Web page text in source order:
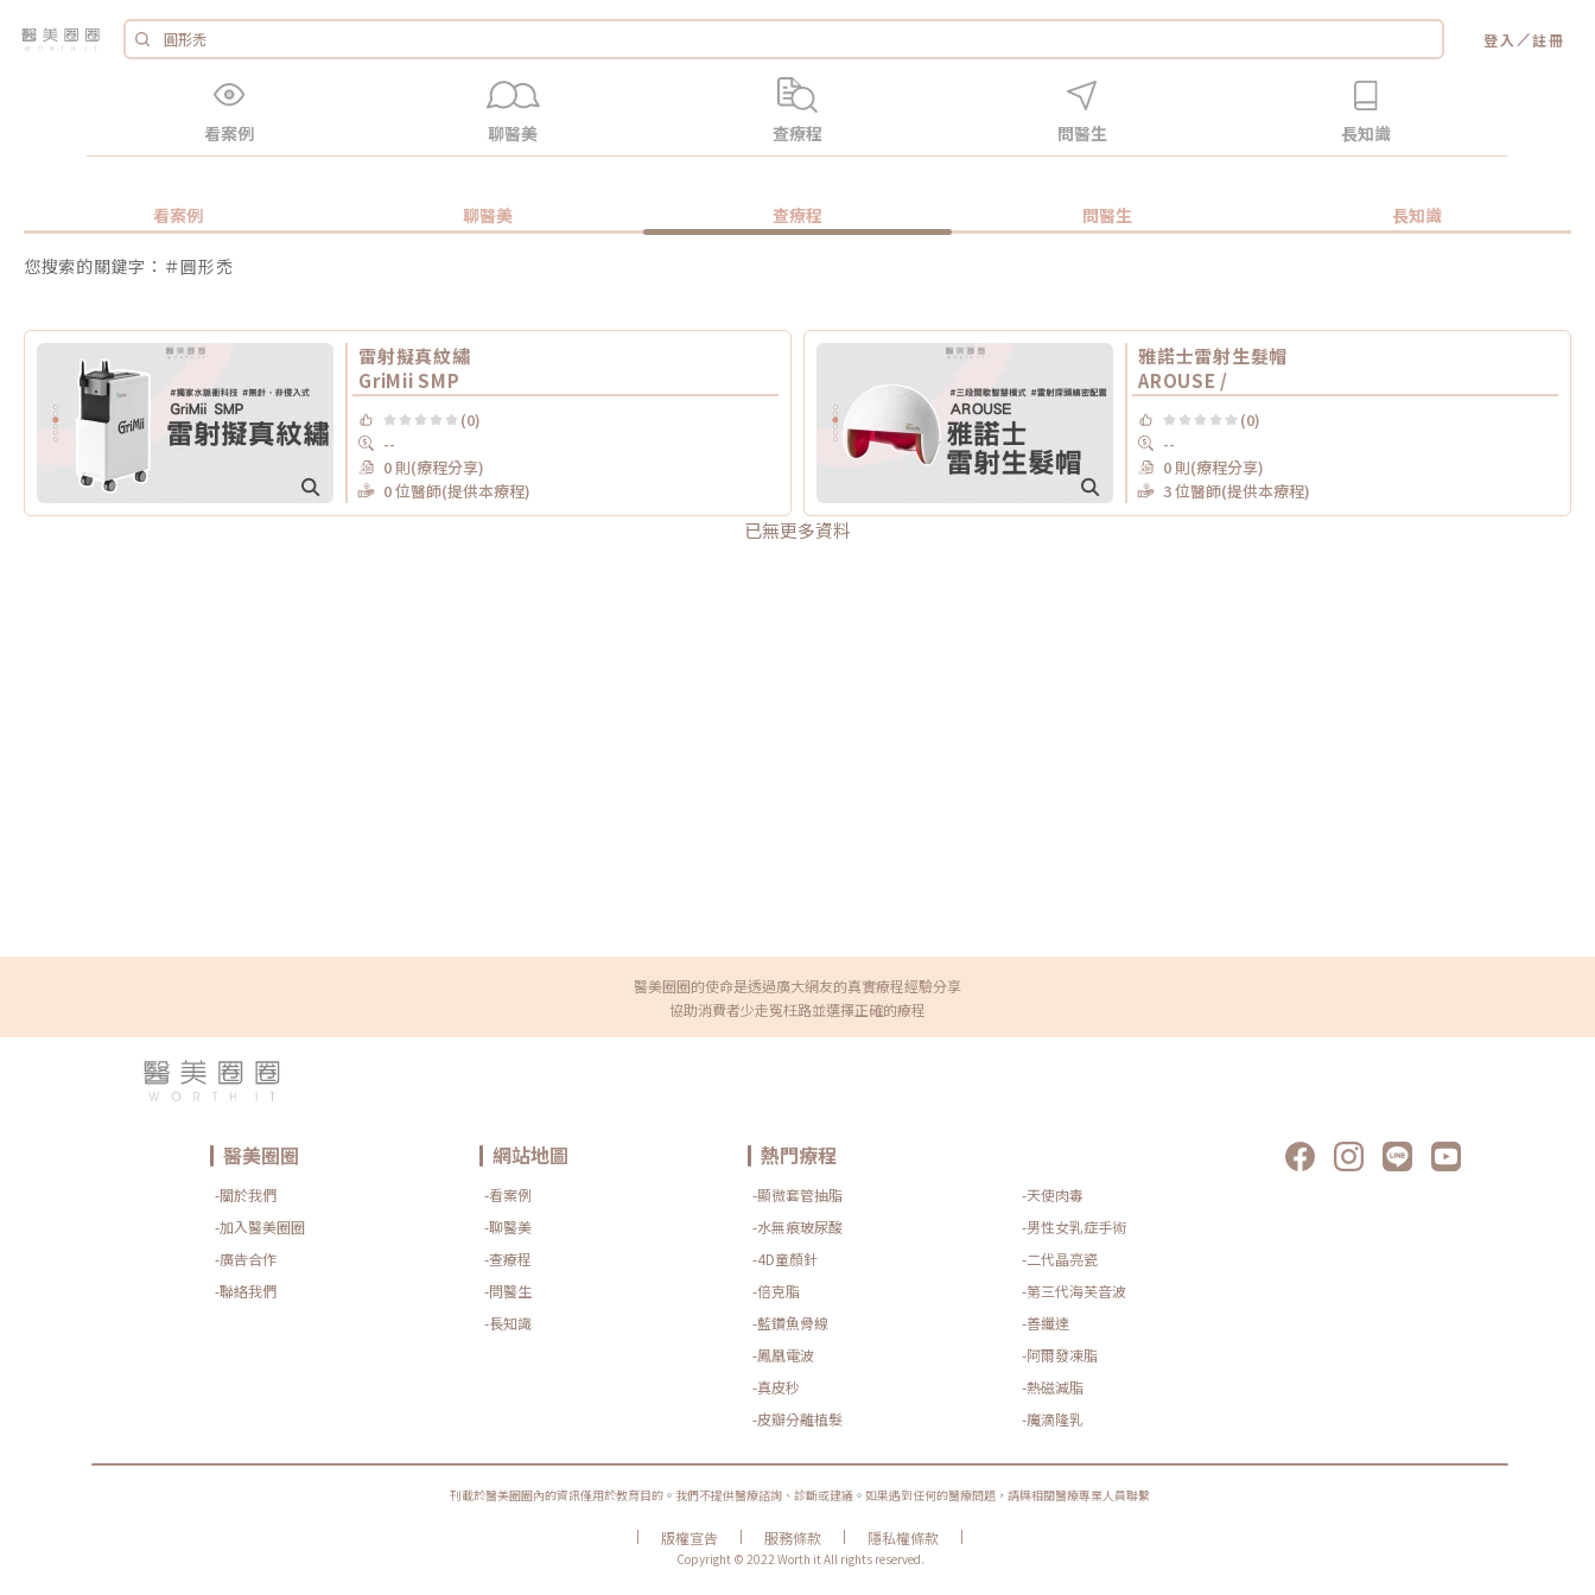
登入 ／註冊
看案例 聊醫美 查療程 問醫生 長知識
看案例 聊醫美 查療程 問醫生 長知識
您搜索的關鍵字：＃圓形禿
雷射擬真紋繡
GriMii SMP
(0)
--
0 則(療程分享)
0 位醫師(提供本療程)
雅諾士雷射生髮帽
AROUSE /
(0)
--
0 則(療程分享)
3 位醫師(提供本療程)
已無更多資料
醫美圈圈的使命是透過廣大網友的真實療程經驗分享
協助消費者少走冤枉路並選擇正確的療程
醫美圈圈
-關於我們
-加入醫美圈圈
-廣告合作
-聯絡我們
網站地圖
-看案例
-聊醫美
-查療程
-問醫生
-長知識
熱門療程
-顯微套管抽脂
-天使肉毒
-水無痕玻尿酸
-男性女乳症手術
-4D童顏針
-二代晶亮瓷
-倍克脂
-第三代海芙音波
-藍鑽魚骨線
-善纖達
-鳳凰電波
-阿爾發凍脂
-真皮秒
-熱磁減脂
-皮瓣分離植髮
-魔滴隆乳
刊載於醫美圈圈內的資訊僅用於教育目的。我們不提供醫療諮詢、診斷或建議。如果遇到任何的醫療問題，請與相關醫療專業人員聯繫
| 版權宣告 | 服務條款 | 隱私權條款
|
Copyright © 2022 Worth it All rights reserved.